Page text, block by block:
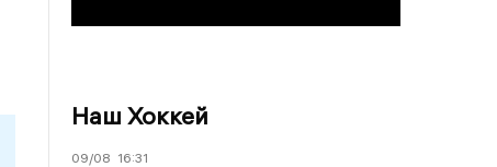
Наш Хоккей
09/08 16:31